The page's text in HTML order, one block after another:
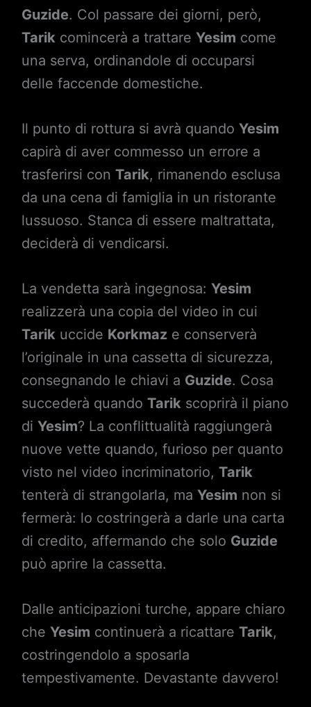
Guzide. Col passare dei giorni, però,
Tarikcomincerà a trattare Yesim come
una serva, ordinandole di occuparsi
delle faccende domestiche.
Il punto di rottura si avrà quando Yesim
capirà di aver commesso un errore a
trasferirsi con Tarik, rimanendo esclusa
da una cena di famiglia in un ristorante
lussuoso. Stanca di essere maltrattata,
deciderà di vendicarsi.
La vendetta sarà ingegnosa: Yesim
realizzerà una copia del video in cui
Tarikuccide Korkmaze conserverà
l’originale in una cassetta di sicurezza,
consegnando le chiavi a Guzide. Cosa
succederà quando Tarikscoprirà il piano
di Yesim? La conflittualità raggiungerà
nuove vette quando, furioso per quanto
visto nel video incriminatorio, Tarik
tenterà di strangolarla, ma Yesim non si
fermerà: lo costringerà a darle una carta
di credito, affermando che solo Guzide
può aprire la cassetta.
Dalle anticipazioni turche, appare chiaro
che Yesim continuerà a ricattare Tarik,
costringendolo a sposarla
tempestivamente. Devastante davvero!